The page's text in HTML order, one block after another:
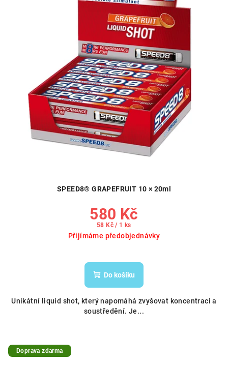
SPEED8® GRAPEFRUIT 10 × 20ml
580 Kč
Měrná
58 Kč / 1 ks
Přijímáme předobjednávky
Do košíku
Unikátní liquid shot, který napomáhá zvyšovat koncentraci a
soustředění. Je...
Doprava zdarma